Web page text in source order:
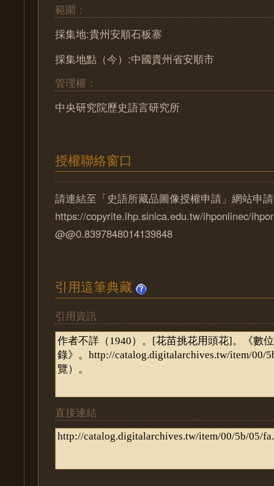
範圍：
採集地:貴州安順石板寨
採集地點（今）:中國貴州省安順市
管理權：
中央研究院歷史語言研究所
授權聯絡窗口
請連結至「史語所藏品圖像授權申請」網站申
https://copyrite.ihp.sinica.edu.tw/ihponlinec/
@@0.8397848014139848
引用這筆典藏
引用資訊
直接連結